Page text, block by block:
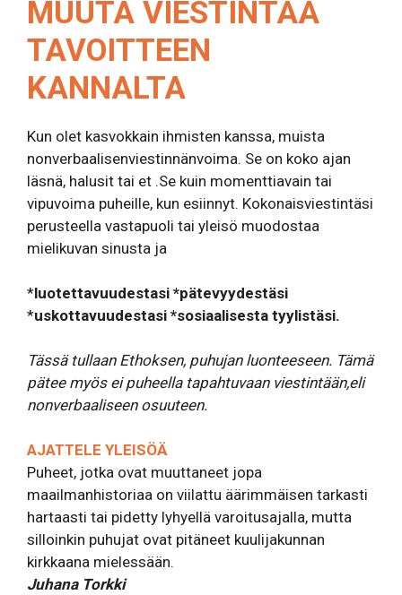
MUUTA VIESTINTÄÄ
TAVOITTEEN
KANNALTA
Kun olet kasvokkain ihmisten kanssa, muista
nonverbaalisenviestinnänvoima. Se on koko ajan
läsnä, halusit tai et .Se kuin momenttiavain tai
vipuvoima puheille, kun esiinnyt. Kokonaisviestintäsi
perusteella vastapuoli tai yleisö muodostaa
mielikuvan sinusta ja
*luotettavuudestasi *pätevyydestäsi
*uskottavuudestasi *sosiaalisesta tyylistäsi.
Tässä tullaan Ethoksen, puhujan luonteeseen. Tämä
pätee myös ei puheella tapahtuvaan viestintään,eli
nonverbaaliseen osuuteen.
AJATTELE YLEISÖÄ
Puheet, jotka ovat muuttaneet jopa
maailmanhistoriaa on viilattu äärimmäisen tarkasti
hartaasti tai pidetty lyhyellä varoitusajalla, mutta
silloinkin puhujat ovat pitäneet kuulijakunnan
kirkkaana mielessään.
Juhana Torkki